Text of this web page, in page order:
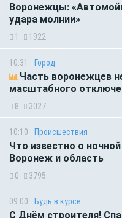
Воронежцы:
удара молнии»
1 1922
10:31 Город
Часть воронежцев
масштабного
8 3027
10:10 Происшествия
Что известно о
Воронеж и область
0 3795
09:00 Будь в курсе
С Днём строителя!